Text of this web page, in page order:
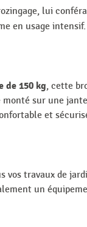
lui
en usage
de 150 kg, cette
sur une
et
vos travaux de
un